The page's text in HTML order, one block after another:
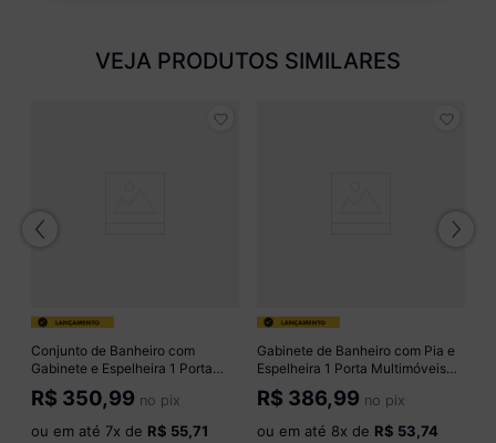
VEJA PRODUTOS SIMILARES
Conjunto de Banheiro com
Gabinete e Espelheira 1 Porta
Retrô 45cm Multimóveis
CR10169 Amêndoa
R$ 350,99 no pix
ou em até 7x de R$ 55,71
Gabinete de Banheiro com Pia e
Espelheira 1 Porta Multimóveis
CR10157 Lâmina Mel
R$ 386,99 no pix
ou em até 8x de R$ 53,74